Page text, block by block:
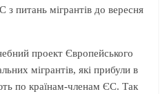
з питань мігрантів до вересня
проект Європейського
мігрантів, які прибули в
по країнам-членам ЄС. Так